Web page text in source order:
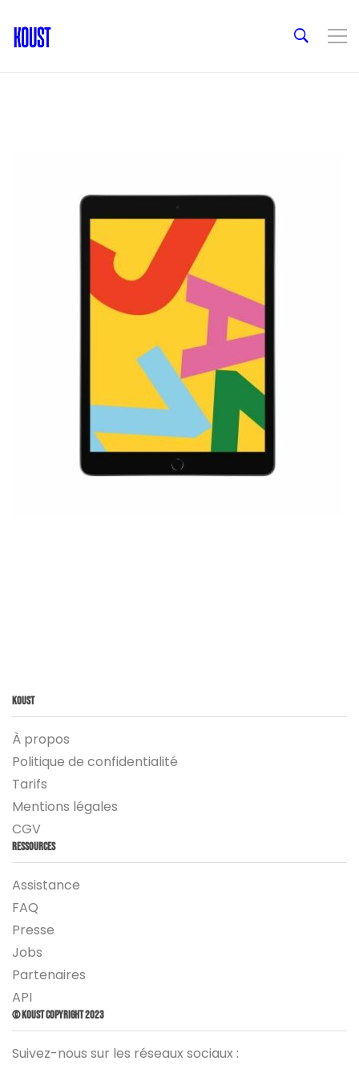
Koust
À propos
Politique de confidentialité
Tarifs
Mentions légales
CGV
Ressources
Assistance
FAQ
Presse
Jobs
Partenaires
API
© Koust Copyright 2023
Suivez-nous sur les réseaux sociaux :